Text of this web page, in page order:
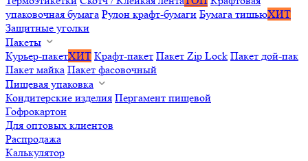
упаковочная бумага Рулон крафт-бумаги Бумага тишьюХИТ
Защитные уголки
Пакеты
Курьер-пакетХИТ Крафт-пакет Пакет Zip Lock Пакет дой-пак
Пакет майка Пакет фасовочный
Пищевая упаковка
Кондитерские изделия Пергамент пищевой
Гофрокартон
Для оптовых клиентов
Распродажа
Калькулятор